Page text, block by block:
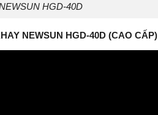
HGD-40D
NEWSUN HGD-40D (CAO CẤP)